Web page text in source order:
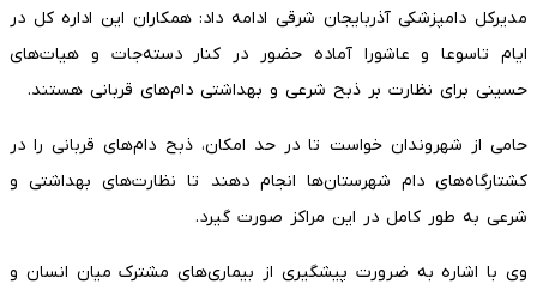
مدیرکل دامپزشکی آذربایجان شرقی ادامه داد: همکاران این اداره کل در
ایام تاسوعا و عاشورا آماده حضور در کنار دسته‌جات و هیات‌های
حسینی برای نظارت بر ذبح شرعی و بهداشتی دام‌های قربانی هستند.
حامی از شهروندان خواست تا در حد امکان، ذبح دام‌های قربانی را در
کشتارگاه‌های دام شهرستان‌ها انجام دهند تا نظارت‌های بهداشتی و
شرعی به طور کامل در این مراکز صورت گیرد.
وی با اشاره به ضرورت پیشگیری از بیماری‌های مشترک میان انسان و